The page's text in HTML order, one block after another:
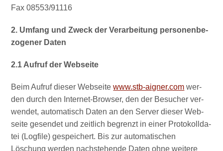
Fax 08553/91116
2. Umfang und Zweck der Ver­ar­bei­tung per­so­nen­be­
zo­ge­ner Daten
2.1 Auf­ruf der Webseite
Beim Auf­ruf die­ser Web­sei­tewww.stb-aigner.com wer­
den durch den Inter­net-Brow­ser, den der Besu­cher ver­
wen­det, auto­ma­tisch Daten an den Ser­ver die­ser Web­
sei­te gesen­det und zeit­lich begrenzt in einer Pro­to­koll­da­
tei (Log­file) gespei­chert. Bis zur auto­ma­ti­schen
Löschung wer­den nach­ste­hen­de Daten ohne wei­te­re